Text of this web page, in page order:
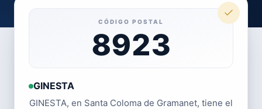
CÓDIGO POSTAL
8923
GINESTA
GINESTA, en Santa Coloma de Gramanet, tiene el